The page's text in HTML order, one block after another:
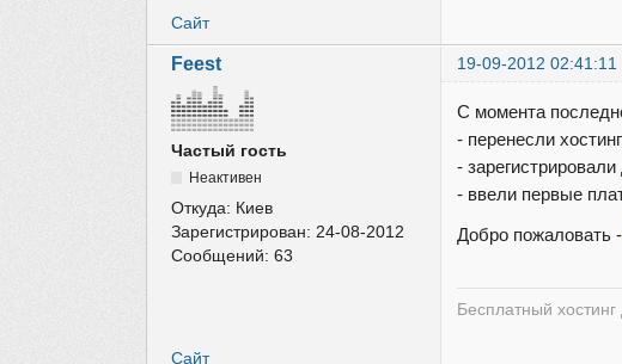
Сайт
Feest 19-09-2012 02:41:11
Частый гость
Неактивен
Откуда: Киев
Зарегистрирован: 24-08-2012
Сообщений:63
С момента
- перенесли
-
- ввели первые
Добро пожаловать -
Бесплатный
Сайт